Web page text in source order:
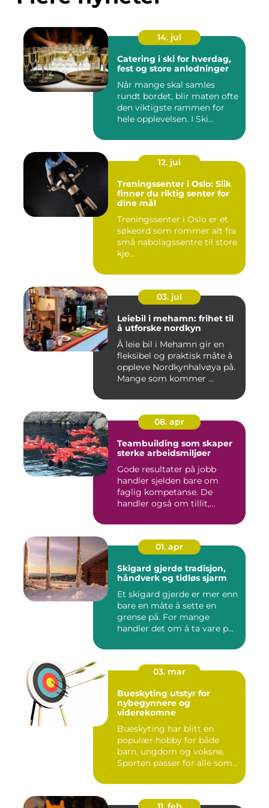
14. jul
Catering i ski for hverdag,
fest og store anledninger
Når mange skal samles
rundt bordet, blir maten ofte
den viktigste rammen for
hele opplevelsen. I Ski...
12. jul
Treningssenter i Oslo: Slik
finner du riktig senter for
dine mål
Treningssenter i Oslo er et
søkeord som rommer alt fra
små nabolagssentre til store
kje...
03. jul
Leiebil i mehamn: frihet til
å utforske nordkyn
Å leie bil i Mehamn gir en
fleksibel og praktisk måte å
oppleve Nordkynhalvøya på.
Mange som kommer ...
08. apr
Teambuilding som skaper
sterke arbeidsmiljøer
Gode resultater på jobb
handler sjelden bare om
faglig kompetanse. De
handler også om tillit,
01. apr
Skigard gjerde tradisjon,
håndverk og tidløs sjarm
Et skigard gjerde er mer enn
bare en måte å sette en
grense på. For mange
handler det om å ta vare p...
03. mar
Bueskyting utstyr for
nybegynnere og
viderekomne
Bueskyting har blitt en
populær hobby for både
barn, ungdom og voksne.
Sporten passer for alle som